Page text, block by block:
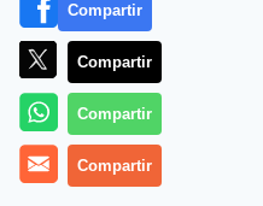
Más información
Compartir
Compartir
Compartir
Compartir